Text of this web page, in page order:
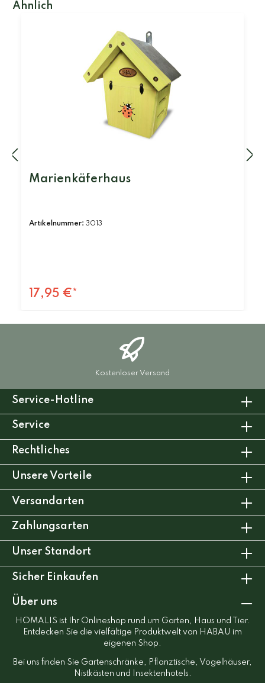
Ähnlich
Marienkäferhaus
Artikelnummer: 3013
17,95 €*
Kostenloser Versand
Service-Hotline
Service
Rechtliches
Unsere Vorteile
Versandarten
Zahlungsarten
Unser Standort
Sicher Einkaufen
Über uns
HOMALIS ist Ihr Onlineshop rund um Garten, Haus und Tier.
Entdecken Sie die vielfältige Produktwelt von HABAU im
eigenen Shop.
Bei uns finden Sie Gartenschränke, Pflanztische, Vogelhäuser,
Nistkästen und Insektenhotels.